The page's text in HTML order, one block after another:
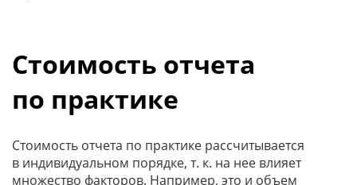
Стоимость отчета
по практике
Стоимость отчета по практике рассчитывается
в индивидуальном порядке, т. к. на нее влияет
множество факторов. Например, это и объем